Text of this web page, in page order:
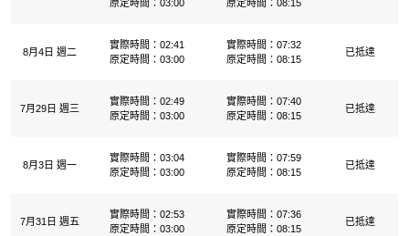
原定時間：03:00
原定時間：08:15
8月4日 週二
實際時間：02:41
原定時間：03:00
實際時間：07:32
原定時間：08:15
已抵達
7月29日 週三
實際時間：02:49
原定時間：03:00
實際時間：07:40
原定時間：08:15
已抵達
8月3日 週一
實際時間：03:04
原定時間：03:00
實際時間：07:59
原定時間：08:15
已抵達
7月31日 週五
實際時間：02:53
原定時間：03:00
實際時間：07:36
原定時間：08:15
已抵達